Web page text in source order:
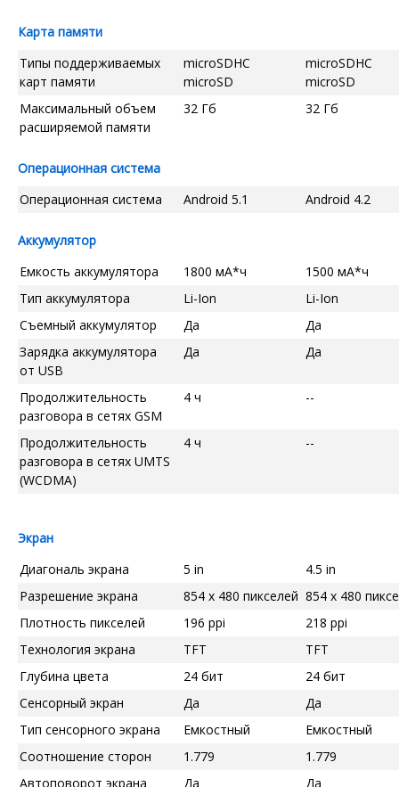
Карта памяти
Типы поддерживаемых
карт памяти
microSDHC
microSD
microSDHC
microSD
Максимальный объем
расширяемой памяти
32 Гб 32 Гб
Операционная система
Операционная система
Android 5.1 Android 4.2
Аккумулятор
Емкость аккумулятора
1800 мА*ч
1500 мА*ч
Тип аккумулятора
Li-Ion
Li-Ion
Съемный аккумулятор
Да
Да
Зарядка аккумулятора
от USB
Да Да
Продолжительность
разговора в сетях GSM
4 ч --
Продолжительность
разговора в сетях UMTS
(WCDMA)
4 ч --
Экран
Диагональ экрана
5 in
4.5 in
Разрешение экрана
854 x 480 пикселей 854 x 480
Плотность пикселей
196 ppi
218 ppi
Технология экрана
TFT
TFT
Глубина цвета
24 бит
24 бит
Сенсорный экран
Да
Да
Тип сенсорного экрана
Емкостный
Емкостный
Соотношение сторон
1.779
1.779
Автоповорот экрана
Да Да